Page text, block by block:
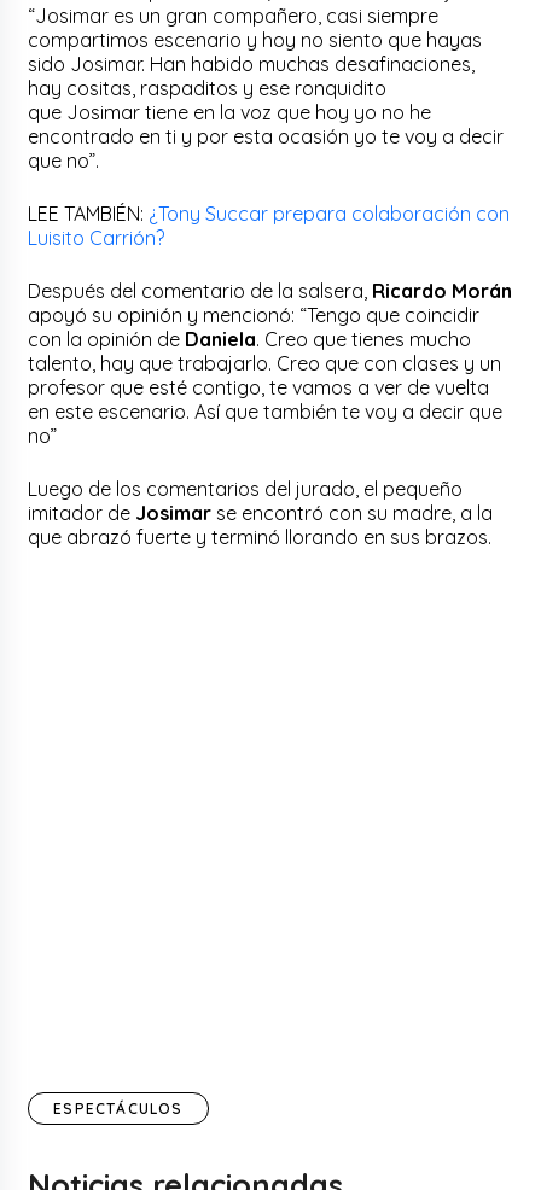
“Josimar es un gran compañero, casi siempre
compartimos escenario y hoy no siento que hayas
sido Josimar. Han habido muchas desafinaciones,
hay cositas, raspaditos y ese ronquidito
que Josimar tiene en la voz que hoy yo no he
encontrado en ti y por esta ocasión yo te voy a decir
que no”.
LEE TAMBIÉN: ¿Tony Succar prepara colaboración con
Luisito Carrión?
Después del comentario de la salsera, Ricardo Morán
apoyó su opinión y mencionó: “Tengo que coincidir
con la opinión de Daniela. Creo que tienes mucho
talento, hay que trabajarlo. Creo que con clases y un
profesor que esté contigo, te vamos a ver de vuelta
en este escenario. Así que también te voy a decir que
no”
Luego de los comentarios del jurado, el pequeño
imitador de Josimar se encontró con su madre, a la
que abrazó fuerte y terminó llorando en sus brazos.
ESPECTÁCULOS